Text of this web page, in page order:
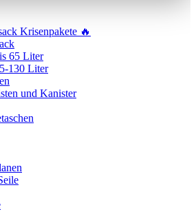
Krisenpakete 🔥
65 Liter
130 Liter
und Kanister